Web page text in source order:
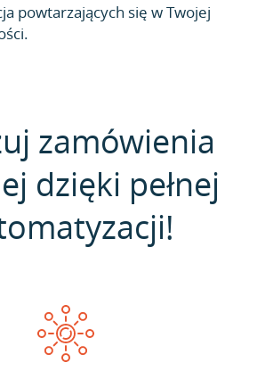
powtarzających się w Twojej
zamówienia
dzięki pełnej